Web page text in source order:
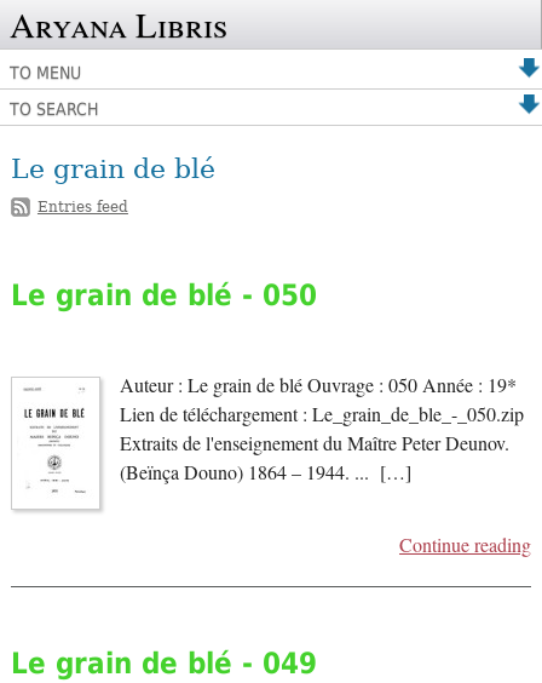
Aryana Libris
TO MENU
TO SEARCH
Le grain de blé
Entries feed
Le grain de blé - 050
Auteur : Le grain de blé Ouvrage : 050 Année : 19*
Lien de téléchargement : Le_grain_de_ble_-_050.zip
Extraits de l'enseignement du Maître Peter Deunov.
(Beïnça Douno) 1864 – 1944. ... […]
Continue reading
Le grain de blé - 049